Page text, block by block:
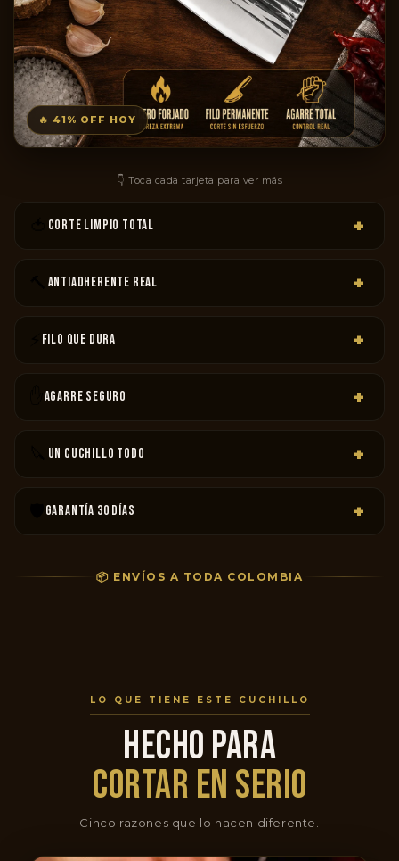
🔥 41% OFF HOY
👇 Toca cada tarjeta para ver más
CORTE LIMPIO TOTAL +
ANTIADHERENTE REAL +
FILO QUE DURA +
AGARRE SEGURO +
UN CUCHILLO TODO +
GARANTÍA 30 DÍAS +
📦 ENVÍOS A TODA COLOMBIA
LO QUE TIENE ESTE CUCHILLO
HECHO PARA
CORTAR EN SERIO
Cinco razones que lo hacen diferente.